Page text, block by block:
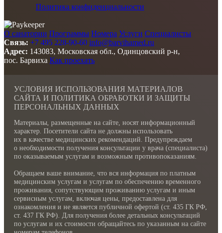
Политика конфиденциальности
О санатории Программы Номера Услуги Специалисты
Связь: +7 495 228-90-60 info@barvihamed.ru
Адрес: 143083, Московская обл., Одинцовский р-н,
пос. Барвиха Как проехать
УСЛОВИЯ ИСПОЛЬЗОВАНИЯ МАТЕРИАЛОВ
САЙТА И ПОЛИТИКА ОБРАБОТКИ И ЗАЩИТЫ
ПЕРСОНАЛЬНЫХ ДАННЫХ
Материалы, размещенные на сайте, носят информационный
характер. Посетители сайта не должны использовать
их в качестве медицинских рекомендаций. Предупреждаем
о необходимости получения консультации у врача (специалиста)
по оказываемым услугам и возможным противопоказаниям.
Обращаем ваше внимание, что вся информация по платным
медицинским услугам и услугам по обеспечению временного
проживания, сопутствующим проживанию услугам и иным
сервисным услугам, включая цены, предоставлена для
ознакомления и не является публичной офертой (ст. 435 ГК РФ,
cт. 437 ГК РФ). Для получения более детальных консультаций
по услугам и их стоимости обращайтесь по указанным на сайте